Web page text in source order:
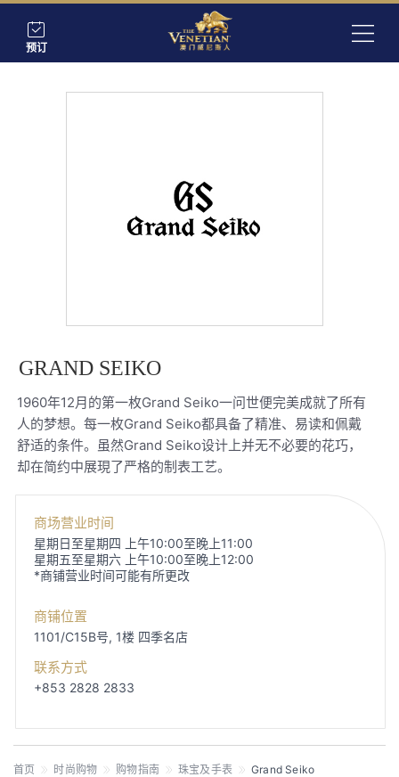
预订
GRAND SEIKO
1960年12月的第一枚Grand Seiko一问世便完美成就了所有
人的梦想。每一枚Grand Seiko都具备了精准、易读和佩戴
舒适的条件。虽然Grand Seiko设计上并无不必要的花巧，
却在简约中展現了严格的制表工艺。
商场营业时间
星期日至星期四 上午10:00至晚上11:00
星期五至星期六 上午10:00至晚上12:00
*商铺营业时间可能有所更改
商铺位置
1101/C15B号, 1楼 四季名店
联系方式
+853 2828 2833
首页 时尚购物 购物指南 珠宝及手表 Grand Seiko